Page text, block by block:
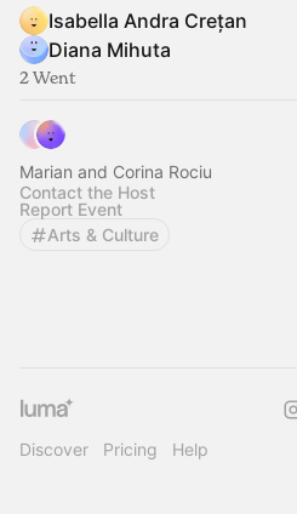
Isabella Andra Crețan
Diana Mihuta
2 Went
Marian and Corina Rociu
Contact the Host
Report Event
Arts & Culture
Discover Pricing Help